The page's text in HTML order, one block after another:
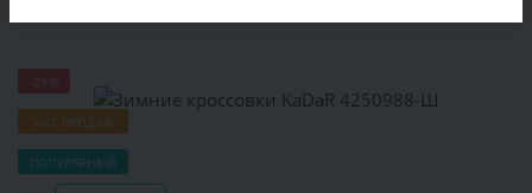
-29%
ХИТ ПРОДАЖ
ПОПУЛЯРНЫЙ